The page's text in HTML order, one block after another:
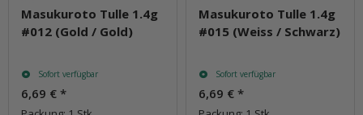
Masukuroto Tulle 1.4g
#012 (Gold / Gold)
Sofort verfügbar
6,69 € *
Masukuroto Tulle 1.4g
#015 (Weiss / Schwarz)
Sofort verfügbar
6,69 € *